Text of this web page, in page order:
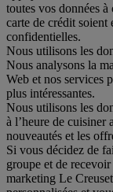
toutes vos données
carte de crédit soient
confidentielles.
Nous utilisons les
Nous analysons la
Web et nos services
plus intéressantes.
Nous utilisons les
à l’heure de cuisiner
nouveautés et les
Si vous décidez de
groupe et de
marketing Le